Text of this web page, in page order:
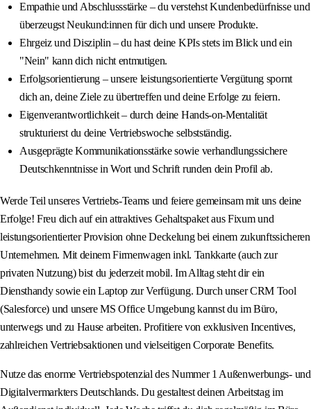
Empathie und Abschlussstärke – du verstehst Kundenbedürfnisse und
überzeugst Neukund:innen für dich und unsere Produkte.
Ehrgeiz und Disziplin – du hast deine KPIs stets im Blick und ein
"Nein" kann dich nicht entmutigen.
Erfolgsorientierung – unsere leistungsorientierte Vergütung spornt
dich an, deine Ziele zu übertreffen und deine Erfolge zu feiern.
Eigenverantwortlichkeit – durch deine Hands‑on‑Mentalität
strukturierst du deine Vertriebswoche selbstständig.
Ausgeprägte Kommunikationsstärke sowie verhandlungssichere
Deutschkenntnisse in Wort und Schrift runden dein Profil ab.
Werde Teil unseres Vertriebs‑Teams und feiere gemeinsam mit uns deine
Erfolge! Freu dich auf ein attraktives Gehaltspaket aus Fixum und
leistungsorientierter Provision ohne Deckelung bei einem zukunftssicheren
Unternehmen. Mit deinem Firmenwagen inkl. Tankkarte (auch zur
privaten Nutzung) bist du jederzeit mobil. Im Alltag steht dir ein
Diensthandy sowie ein Laptop zur Verfügung. Durch unser CRM Tool
(Salesforce) und unsere MS Office Umgebung kannst du im Büro,
unterwegs und zu Hause arbeiten. Profitiere von exklusiven Incentives,
zahlreichen Vertriebsaktionen und vielseitigen Corporate Benefits.
Nutze das enorme Vertriebspotenzial des Nummer 1 Außenwerbungs- und
Digitalvermarkters Deutschlands. Du gestaltest deinen Arbeitstag im